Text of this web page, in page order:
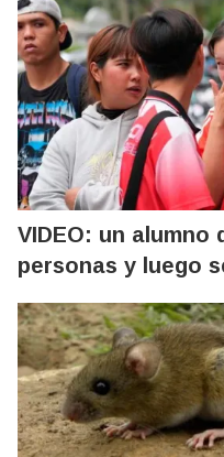
VIDEO: un alumno
personas y luego